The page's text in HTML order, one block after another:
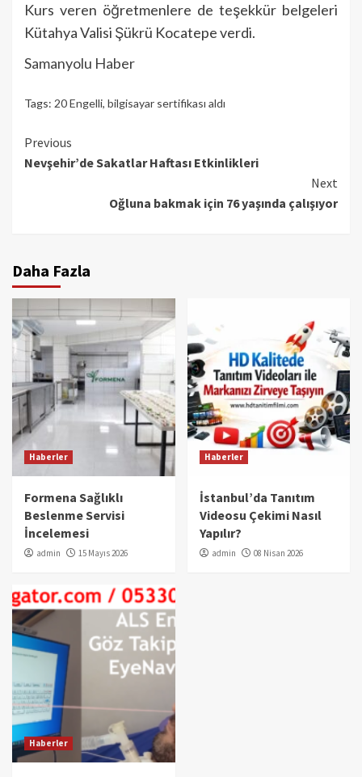
Kurs veren öğretmenlere de teşekkür belgeleri
Kütahya Valisi Şükrü Kocatepe verdi.
Samanyolu Haber
Tags: 20 Engelli, bilgisayar sertifikası aldı
Continue
Reading
Previous
Nevşehir’de Sakatlar Haftası Etkinlikleri
Next
Oğluna bakmak için 76 yaşında çalışıyor
Daha Fazla
Haberler
Formena Sağlıklı
Beslenme Servisi
İncelemesi
admin 15 Mayıs 2026
Haberler
İstanbul’da Tanıtım
Videosu Çekimi Nasıl
Yapılır?
admin 08 Nisan 2026
Haberler